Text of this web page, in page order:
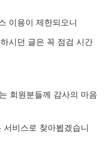
이용이 제한되오니
시던 글은 꼭 점검 시간
회원분들께 감사의 마음
비스로 찾아뵙겠습니